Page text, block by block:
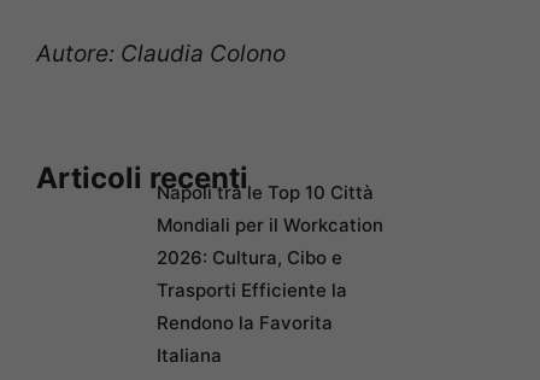
Autore: Claudia Colono
Articoli recentiNapoli tra le Top 10 Città
Mondiali per il Workcation
2026: Cultura, Cibo e
Trasporti Efficiente la
Rendono la Favorita
Italiana